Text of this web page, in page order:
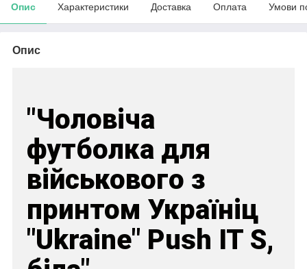
Опис Характеристики Доставка Оплата Умови
Опис
"Чоловіча
футболка для
військового з
принтом Україніц
"Ukraine" Push IT S,